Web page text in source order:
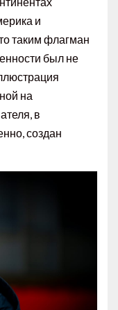
и
таким флагман
был не
на
в
создан